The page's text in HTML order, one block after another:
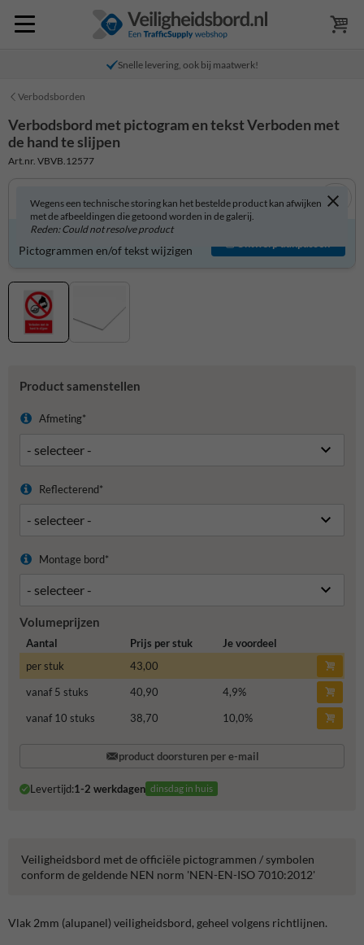
Snelle levering, ook bij maatwerk!
Verbodsborden
Verbodsbord met pictogram en tekst Verboden met
de hand te slijpen
Art.nr. VBVB.12577
Wegens een technische storing kan het bestelde product kan afwijken
met de afbeeldingen die getoond worden in de galerij.
Reden: Could not resolve product
Verbodsbord zelf aanpassen?
Pictogrammen en/of tekst wijzigen
Ontwerp aanpassen
Product samenstellen
Afmeting*
Reflecterend*
Montage bord*
Volumeprijzen
Aantal Prijs per stuk
Je voordeel
per stuk
43,00
vanaf 5 stuks
40,90 4,9%
vanaf 10 stuks
38,70 10,0%
product doorsturen per e-mail
Levertijd:1-2 werkdagen dinsdag in huis
Veiligheidsbord met de officiële pictogrammen / symbolen
conform de geldende NEN norm 'NEN-EN-ISO 7010:2012'
Vlak 2mm (alupanel) veiligheidsbord, geheel volgens richtlijnen.